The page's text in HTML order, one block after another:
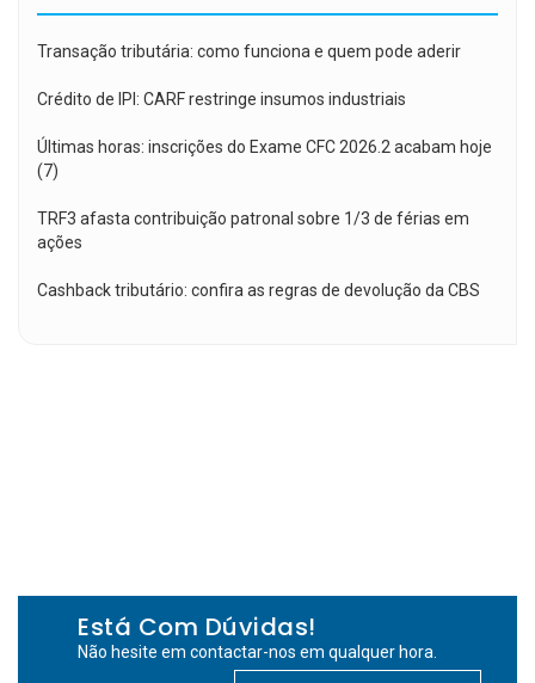
Transação tributária: como funciona e quem pode aderir
Crédito de IPI: CARF restringe insumos industriais
Últimas horas: inscrições do Exame CFC 2026.2 acabam hoje
(7)
TRF3 afasta contribuição patronal sobre 1/3 de férias em
ações
Cashback tributário: confira as regras de devolução da CBS
Está Com Dúvidas!
Não hesite em contactar-nos em qualquer hora.